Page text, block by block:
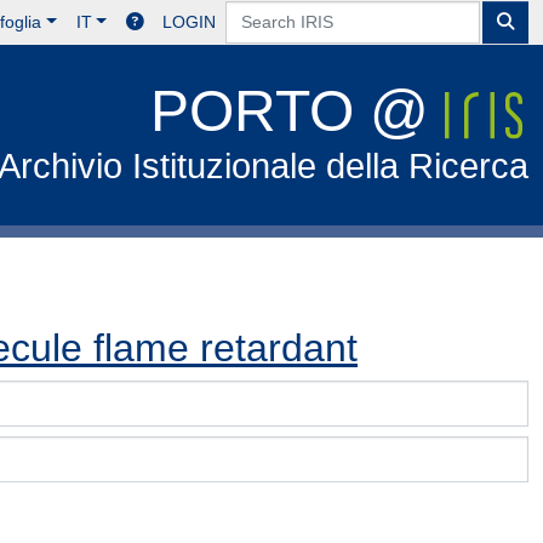
IT LOGIN
PORTO @
Istituzionale della Ricerca
flame retardant